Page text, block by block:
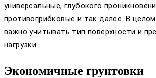
универсальные, глубокого
противогрибковые и так далее. В
важно учитывать тип поверхности и
нагрузки.
Экономичные грунтовки